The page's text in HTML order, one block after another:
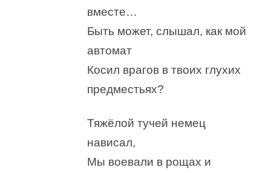
вместе…
Быть может, слышал, как мой
автомат
Косил врагов в твоих глухих
предместьях?
Тяжёлой тучей немец
нависал,
Мы воевали в рощах и